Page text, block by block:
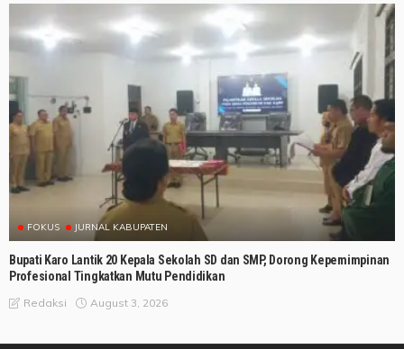
FOKUS JURNAL KABUPATEN
Bupati Karo Lantik 20 Kepala Sekolah SD dan SMP, Dorong Kepemimpinan
Profesional Tingkatkan Mutu Pendidikan
Redaksi August 3, 2026